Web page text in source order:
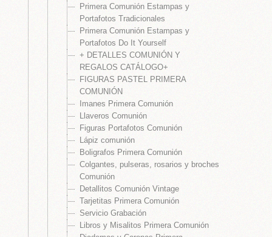
Primera Comunión Estampas y
Portafotos Tradicionales
Primera Comunión Estampas y
Portafotos Do It Yourself
+ DETALLES COMUNIÓN Y
REGALOS CATÁLOGO+
FIGURAS PASTEL PRIMERA
COMUNIÓN
Imanes Primera Comunión
Llaveros Comunión
Figuras Portafotos Comunión
Lápiz comunión
Boligrafos Primera Comunión
Colgantes, pulseras, rosarios y broches
Comunión
Detallitos Comunión Vintage
Tarjetitas Primera Comunión
Servicio Grabación
Libros y Misalitos Primera Comunión
SHOWER
BAUTIZO